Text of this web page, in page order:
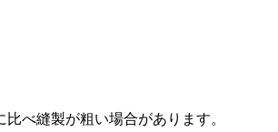
べ縫製が粗い場合があります。